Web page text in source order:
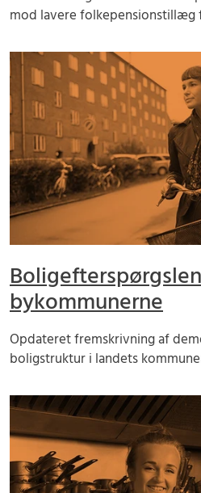
mod lavere folkepensionstillæg
bykommunerne
Opdateret fremskrivning af
boligstruktur i landets